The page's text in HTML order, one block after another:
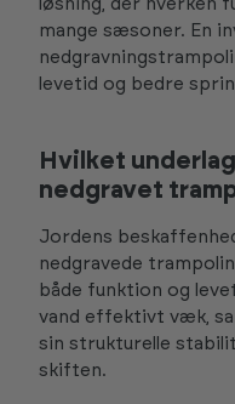
løsning, der hverken
mange sæsoner. En
levetid og bedre
Hvilket
nedgravet
Jordens
nedgravede
både funktion og
vand effektivt væk,
sin strukturelle
skiften.